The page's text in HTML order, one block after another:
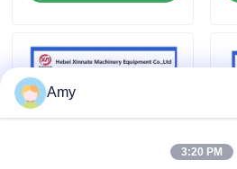
Referenzen
Betonpumpe-Teile Putzmeister
Betonpumpe-Teile Schwing
Amy
3:20 PM